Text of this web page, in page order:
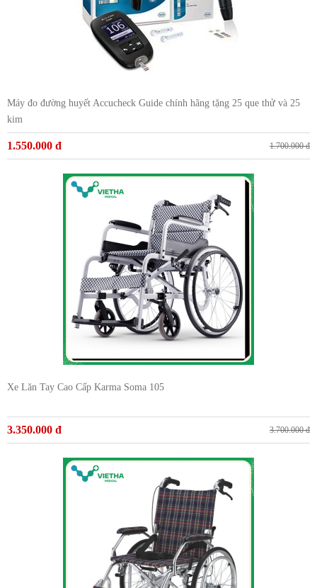
Máy đo đường huyết Accucheck Guide chính hãng tặng 25 que thử và 25
kim
1.550.000 đ 1.700.000 đ
Xe Lăn Tay Cao Cấp Karma Soma 105
3.350.000 đ 3.700.000 đ